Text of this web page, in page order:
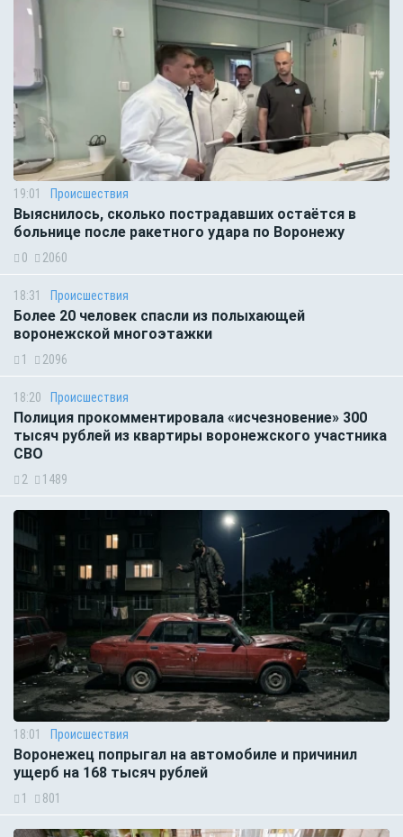
19:01 Происшествия
Выяснилось, сколько пострадавших остаётся в
больнице после ракетного удара по Воронежу
0 2060
18:31 Происшествия
Более 20 человек спасли из полыхающей
воронежской многоэтажки
1 2096
18:20 Происшествия
Полиция прокомментировала «исчезновение» 300
тысяч рублей из квартиры воронежского участника
СВО
2 1489
18:01 Происшествия
Воронежец попрыгал на автомобиле и причинил
ущерб на 168 тысяч рублей
1 801